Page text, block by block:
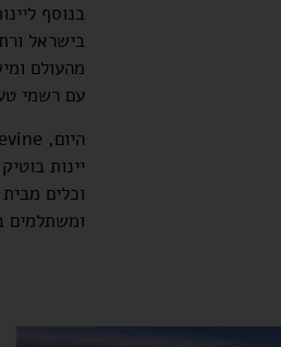
בנוסף
בישראל
מהעולם
עם רשמי
יינות
וכלים
ומשתלמים